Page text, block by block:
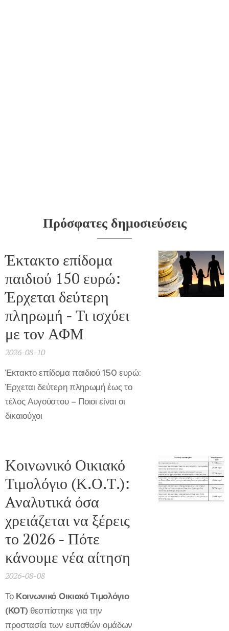
Πρόσφατες δημοσιεύσεις
Έκτακτο επίδομα
παιδιού 150 ευρώ:
Έρχεται δεύτερη
πληρωμή - Τι ισχύει
με τον ΑΦΜ
2026-08-10
Έκτακτο επίδομα παιδιού 150 ευρώ:
Έρχεται δεύτερη πληρωμή έως το
τέλος Αυγούστου – Ποιοι είναι οι
δικαιούχοι
Κοινωνικό Οικιακό
Τιμολόγιο (Κ.Ο.Τ.):
Aναλυτικά όσα
χρειάζεται να ξέρεις
το 2026 - Πότε
κάνουμε νέα αίτηση
2026-08-08
Το Κοινωνικό Οικιακό Τιμολόγιο
(ΚΟΤ) θεσπίστηκε για την
προστασία των ευπαθών ομάδων